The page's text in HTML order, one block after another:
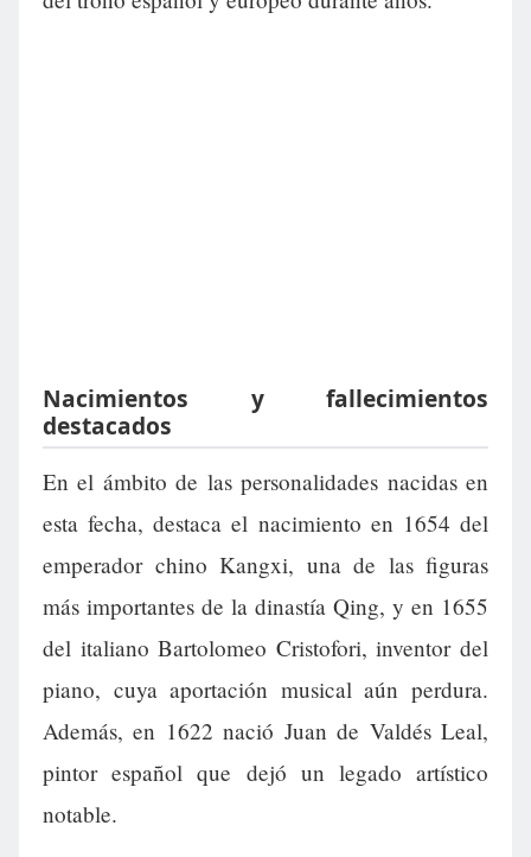
Nacimientos y fallecimientos
destacados
En el ámbito de las personalidades nacidas en
esta fecha, destaca el nacimiento en 1654 del
emperador chino Kangxi, una de las figuras
más importantes de la dinastía Qing, y en 1655
del italiano Bartolomeo Cristofori, inventor del
piano, cuya aportación musical aún perdura.
Además, en 1622 nació Juan de Valdés Leal,
pintor español que dejó un legado artístico
notable.